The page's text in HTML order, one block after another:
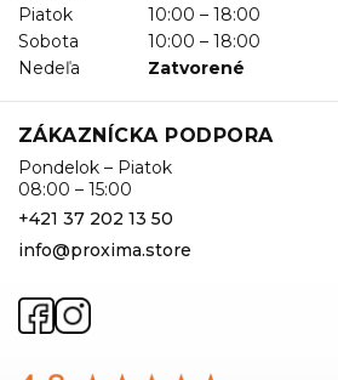
Piatok
10:00 – 18:00
Sobota
10:00 – 18:00
Nedeľa
Zatvorené
ZÁKAZNÍCKA PODPORA
Pondelok – Piatok
08:00 – 15:00
+421 37 202 13 50
info@proxima.store